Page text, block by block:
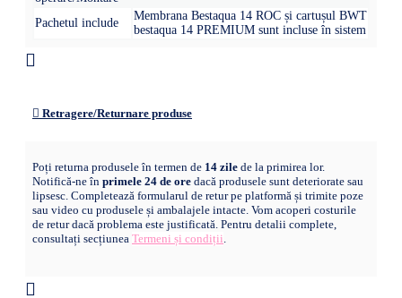
Pachetul include
Membrana Bestaqua 14 ROC și cartușul BWT
bestaqua 14 PREMIUM sunt incluse în sistem
Retragere/Returnare produse
Poți returna produsele în termen de 14 zile de la primirea lor.
Notifică-ne în primele 24 de ore dacă produsele sunt deteriorate sau
lipsesc. Completează formularul de retur pe platformă și trimite poze
sau video cu produsele și ambalajele intacte. Vom acoperi costurile
de retur dacă problema este justificată. Pentru detalii complete,
consultați secțiunea Termeni și condiții.